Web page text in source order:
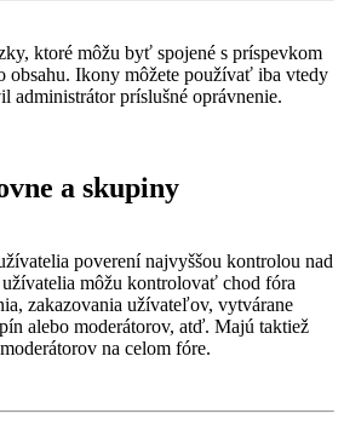
ktoré môžu byť spojené s príspevkom
obsahu. Ikony môžete používať iba vtedy
administrátor príslušné oprávnenie.
a skupiny
poverení najvyššou kontrolou nad
môžu kontrolovať chod fóra
zakazovania užívateľov, vytvárane
alebo moderátorov, atď. Majú taktiež
na celom fóre.